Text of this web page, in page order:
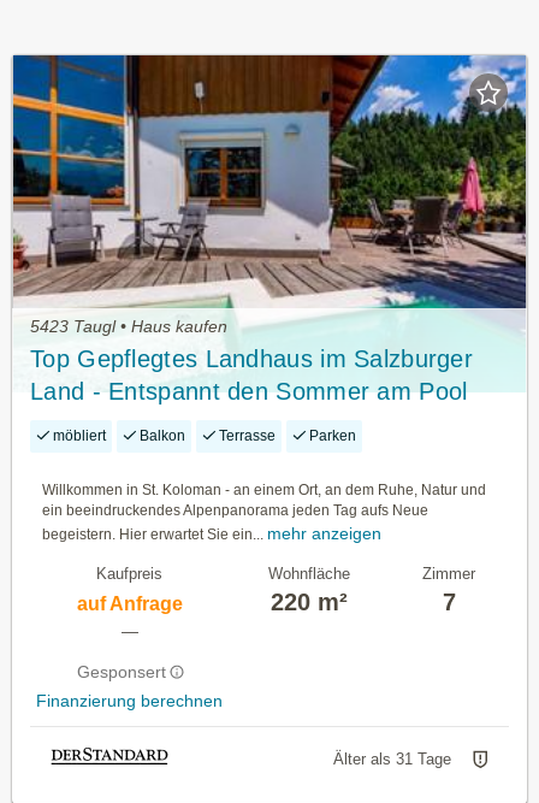
5423 Taugl • Haus kaufen
Top Gepflegtes Landhaus im Salzburger
Land - Entspannt den Sommer am Pool
Genießen...
möbliert Balkon Terrasse Parken
Willkommen in St. Koloman - an einem Ort, an dem Ruhe, Natur und
ein beeindruckendes Alpenpanorama jeden Tag aufs Neue
begeistern. Hier erwartet Sie ein... mehr anzeigen
Kaufpreis
auf Anfrage
—
Gesponsert
Finanzierung berechnen
Wohnfläche
220 m²
Zimmer
7
Älter als 31 Tage